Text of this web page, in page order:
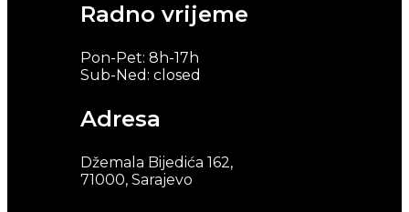
Radno vrijeme
Pon-Pet: 8h-17h
Sub-Ned: closed
Adresa
Džemala Bijedića 162,
71000, Sarajevo